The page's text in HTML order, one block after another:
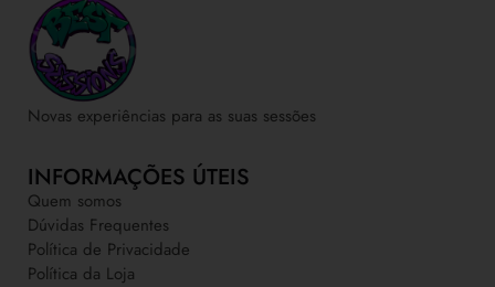
Novas experiências para as suas sessões
INFORMAÇÕES ÚTEIS
Quem somos
Dúvidas Frequentes
Política de Privacidade
Política da Loja